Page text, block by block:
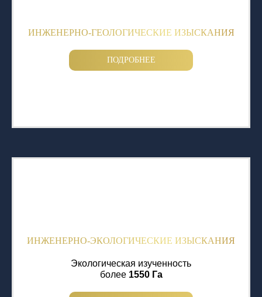
ИНЖЕНЕРНО-ГЕОЛОГИЧЕСКИЕ ИЗЫСКАНИЯ
ПОДРОБНЕЕ
ИНЖЕНЕРНО-ЭКОЛОГИЧЕСКИЕ ИЗЫСКАНИЯ
Экологическая изученность
более 1550 Га